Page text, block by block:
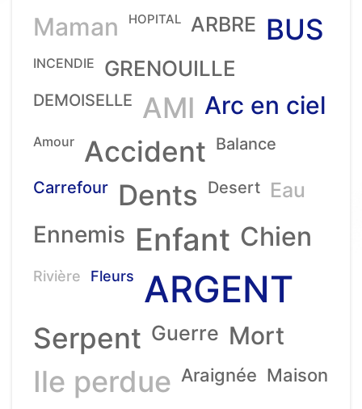
Maman HOPITAL ARBRE BUS
INCENDIE GRENOUILLE
DEMOISELLE AMI Arc en ciel
Amour Accident Balance
Carrefour Dents Desert Eau
Ennemis Enfant Chien
Rivière Fleurs ARGENT
Serpent Guerre Mort
Ile perdue Araignée Maison